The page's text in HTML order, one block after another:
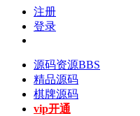
注册
登录
源码资源BBS
精品源码
棋牌源码
vip开通